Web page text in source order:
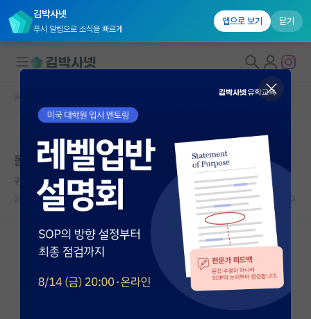
김박사넷
푸시 알림으로 소식을 빠르게
앱으로 보기 닫기
대학원생 모집
국내대학원 정보
연구실&오픈랩
커뮤니티
커뮤니티 홈
전체글보기
베스트 게시판
커뮤니티 홈
본문이 수정되지 않는 박제글입니다.
몰래 타대학 지원했는데 들켰습니다... 어떡하죠
귀여운 피타고라스
2023.06.01 104 34476